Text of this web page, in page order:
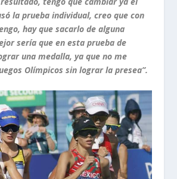
la prueba individual, creo que con
hay que sacarlo de alguna
sería que en esta prueba de
una medalla, ya que no me
Olímpicos sin lograr la presea”.